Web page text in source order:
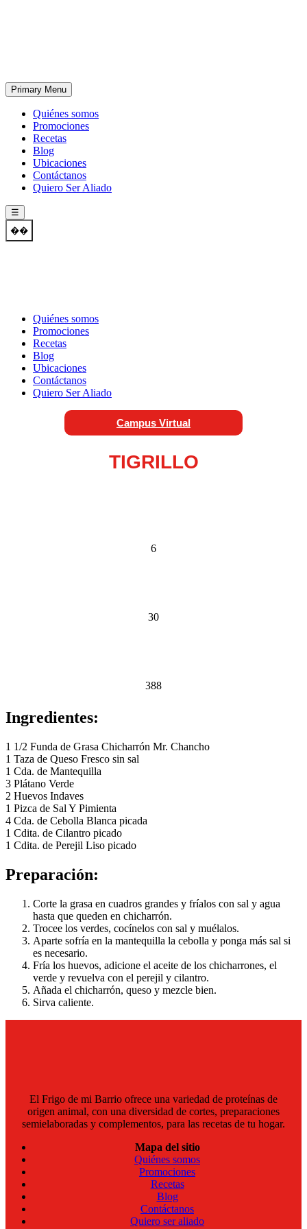
Primary Menu
Quiénes somos
Promociones
Recetas
Blog
Ubicaciones
Contáctanos
Quiero Ser Aliado
☰
��
Quiénes somos
Promociones
Recetas
Blog
Ubicaciones
Contáctanos
Quiero Ser Aliado
Campus Virtual
TIGRILLO
6
30
388
Ingredientes:
1 1/2 Funda de Grasa Chicharrón Mr. Chancho
1 Taza de Queso Fresco sin sal
1 Cda. de Mantequilla
3 Plátano Verde
2 Huevos Indaves
1 Pizca de Sal Y Pimienta
4 Cda. de Cebolla Blanca picada
1 Cdita. de Cilantro picado
1 Cdita. de Perejil Liso picado
Preparación:
Corte la grasa en cuadros grandes y fríalos con sal y agua
hasta que queden en chicharrón.
Trocee los verdes, cocínelos con sal y muélalos.
Aparte sofría en la mantequilla la cebolla y ponga más sal si
es necesario.
Fría los huevos, adicione el aceite de los chicharrones, el
verde y revuelva con el perejil y cilantro.
Añada el chicharrón, queso y mezcle bien.
Sirva caliente.
El Frigo de mi Barrio ofrece una variedad de proteínas de
origen animal, con una diversidad de cortes, preparaciones
semielaboradas y complementos, para las recetas de tu hogar.
Mapa del sitio
Quiénes somos
Promociones
Recetas
Blog
Contáctanos
Quiero ser aliado